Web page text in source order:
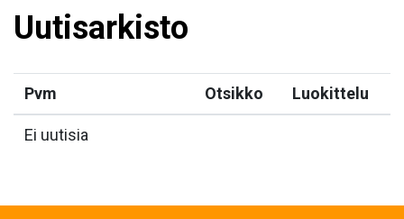
Uutisarkisto
Pvm Otsikko Luokittelu
Ei uutisia